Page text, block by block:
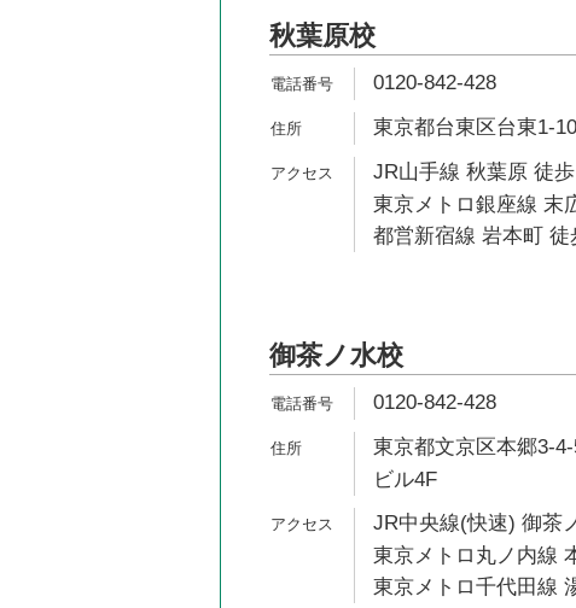
秋葉原校
0120-842-428
東京都台東区台東1-
JR山手線 秋葉原 徒
東京メトロ銀座線 末
都営新宿線 岩本町 徒
御茶ノ水校
0120-842-428
東京都文京区本郷3-
ビル4F
JR中央線(快速) 御茶
東京メトロ丸ノ内線
東京メトロ千代田線